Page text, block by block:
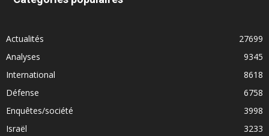
Actualités
27699
Analyses
9345
International
8618
Défense
6758
Enquêtes/société
3998
Israël
3233